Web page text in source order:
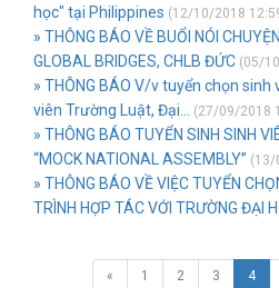
học" tại Philippines (12/10/2018
» THÔNG BÁO VỀ BUỔI NÓI
GLOBAL BRIDGES, CHLB ĐỨC (05/
» THÔNG BÁO V/v tuyển chọn
viên Trường Luật, Đại...
(27/09/2018
» THÔNG BÁO TUYỂN SINH SINH
“MOCK NATIONAL ASSEMBLY” (13/
» THÔNG BÁO VỀ VIỆC TUYỂN
TRÌNH HỢP TÁC VỚI TRƯỜNG ĐẠI
« 1 2 3 4